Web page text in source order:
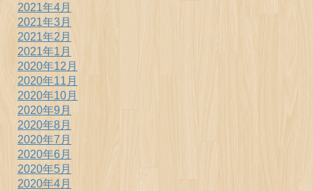
2021年4月
2021年3月
2021年2月
2021年1月
2020年12月
2020年11月
2020年10月
2020年9月
2020年8月
2020年7月
2020年6月
2020年5月
2020年4月